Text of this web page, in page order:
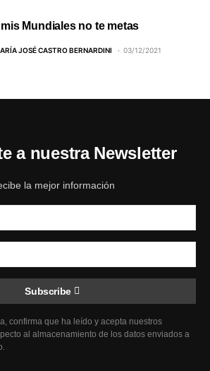
Mundiales no te metas
JOSÉ CASTRO BERNARDINI 03/12/2021
a nuestra Newsletter
la mejor información
Subscribe
confirma que ha leído y acepta nuestros
al almacenamiento de los datos enviados a